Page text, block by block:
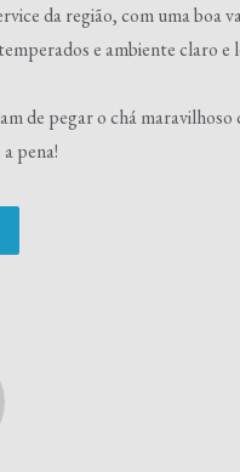
da região, com uma boa
e ambiente claro e
de pegar o chá
pena!